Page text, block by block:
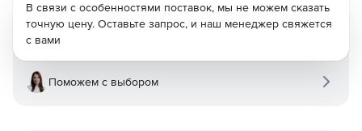
В связи с особенностями поставок, мы не можем сказать
точную цену. Оставьте запрос, и наш менеджер свяжется
с вами
Поможем с выбором